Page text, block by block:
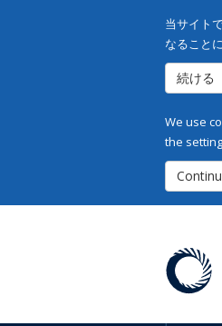
当サイト
なること
続ける
We use
the